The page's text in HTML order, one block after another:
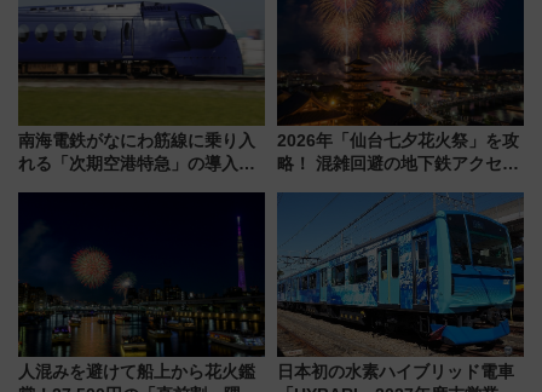
南海電鉄がなにわ筋線に乗り入
れる「次期空港特急」の導入を
2026年「仙台七夕花火祭」を攻
略！ 混雑回避の地下鉄アクセス
火前に楽しむ仙台観光ルートま
で解説！
人混みを避けて船上から花火鑑
日本初の水素ハイブリッド電車